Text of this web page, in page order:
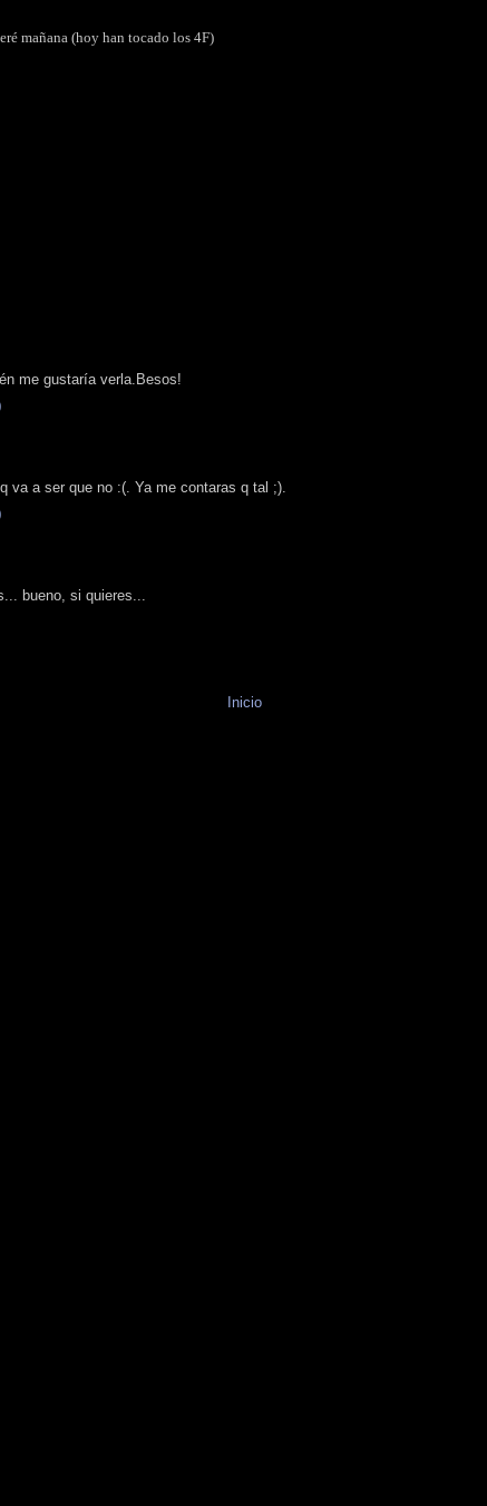
mañana (hoy han tocado los 4F)
me gustaría verla.Besos!
va a ser que no :(. Ya me contaras q tal ;).
bueno, si quieres...
Inicio